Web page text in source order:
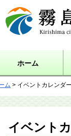
霧島市 Kirishima
website
ホーム
ム > イベントカレンダー
イベント